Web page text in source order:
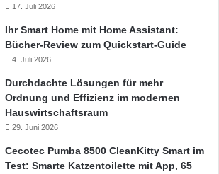
17. Juli 2026
Ihr Smart Home mit Home Assistant:
Bücher-Review zum Quickstart-Guide
4. Juli 2026
Durchdachte Lösungen für mehr
Ordnung und Effizienz im modernen
Hauswirtschaftsraum
29. Juni 2026
Cecotec Pumba 8500 CleanKitty Smart im
Test: Smarte Katzentoilette mit App, 65